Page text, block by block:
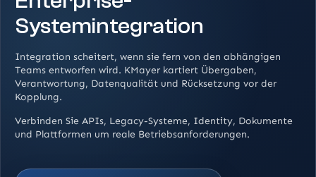
Systemintegration
Integration scheitert, wenn sie fern von den abhängigen
Teams entworfen wird. KMayer kartiert Übergaben,
Verantwortung, Datenqualität und Rücksetzung vor der
Kopplung.
Verbinden Sie APIs, Legacy-Systeme, Identity, Dokumente
und Plattformen um reale Betriebsanforderungen.